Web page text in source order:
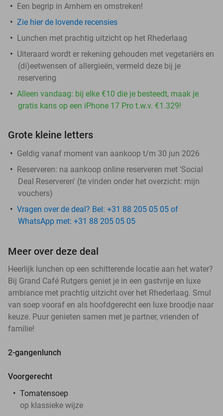
Een begrip in Arnhem en omstreken!
Zie hier de lovende recensies
Lunchen met prachtig uitzicht op het Rhederlaag
Uiteraard wordt er rekening gehouden met vegetariërs en
(di)eetwensen of allergieën, vermeld deze bij je
reservering
Alleen vandaag: bij elke €10 die je besteedt, maak je
gratis kans op een iPhone 17 Pro t.w.v. €1.329!
Grote kleine letters
Geldig vanaf moment van aankoop t/m 30 jun 2026
Reserveren: na aankoop online reserveren met 'Social
Deal Reserveren' (te vinden onder het overzicht: mijn
vouchers)
Vragen over de deal? Bel: +31 88 205 05 05 of
WhatsApp met: +31 88 205 05 05
Meer over deze deal
Heerlijk lunchen op een schitterende locatie aan het water?
Bij Grand Café Rutgers geniet je in een gastvrije en luxe
ambiance met prachtig uitzicht over het Rhederlaag. Smul
van soep vooraf en als hoofdgerecht een luxe broodje naar
keuze. Puur genieten samen met je partner, vrienden of
familie!
2-gangenlunch
Voorgerecht
Tomatensoep
op klassieke wijze